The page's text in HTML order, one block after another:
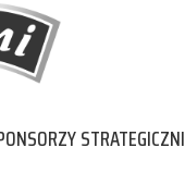
STRATEGICZNI